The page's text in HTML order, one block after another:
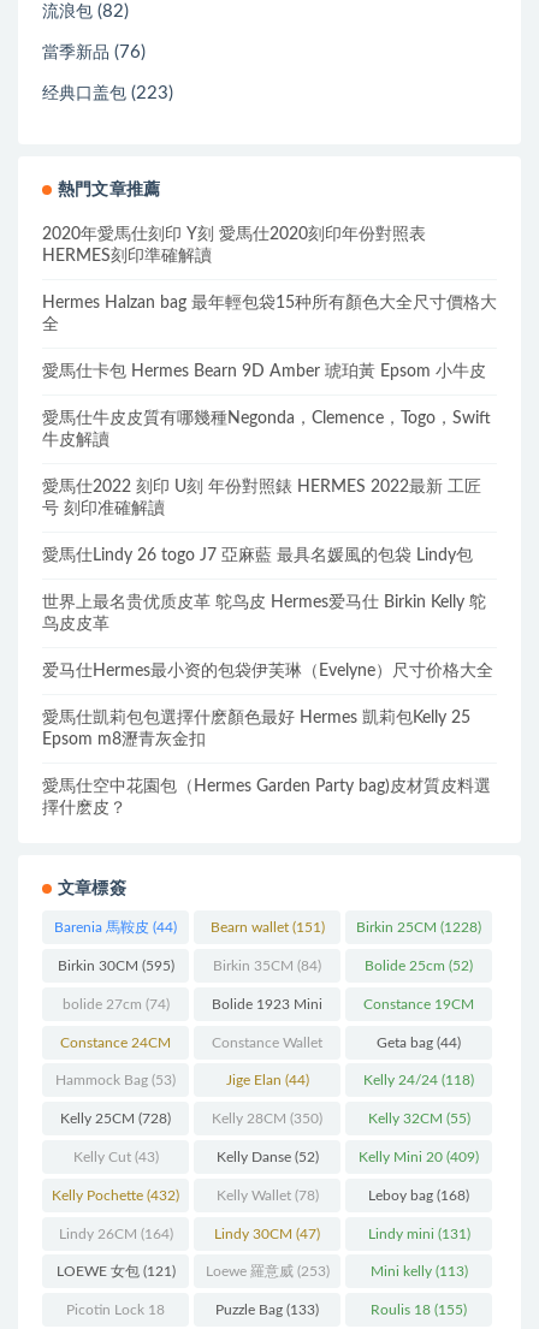
流浪包 (82)
當季新品 (76)
经典口盖包 (223)
熱門文章推薦
2020年愛馬仕刻印 Y刻 愛馬仕2020刻印年份對照表
HERMES刻印準確解讀
Hermes Halzan bag 最年輕包袋15种所有顏色大全尺寸價格大
全
愛馬仕卡包 Hermes Bearn 9D Amber 琥珀黃 Epsom 小牛皮
愛馬仕牛皮皮質有哪幾種Negonda，Clemence，Togo，Swift
牛皮解讀
愛馬仕2022 刻印 U刻 年份對照錶 HERMES 2022最新 工匠
号 刻印准確解讀
愛馬仕Lindy 26 togo J7 亞麻藍 最具名媛風的包袋 Lindy包
世界上最名贵优质皮革 鸵鸟皮 Hermes爱马仕 Birkin Kelly 鸵
鸟皮皮革
爱马仕Hermes最小资的包袋伊芙琳（Evelyne）尺寸价格大全
愛馬仕凱莉包包選擇什麽顏色最好 Hermes 凱莉包Kelly 25
Epsom m8瀝青灰金扣
愛馬仕空中花園包（Hermes Garden Party bag)皮材質皮料選
擇什麽皮？
文章標簽
Barenia 馬鞍皮 (44) Bearn wallet(151) Birkin 25CM (1228)
Birkin 30CM (595) Birkin 35CM (84) Bolide 25cm (52)
bolide 27cm (74) Bolide 1923 Mini
(93)
Constance 19CM
(571)
Constance 24CM
(216)
Constance Wallet
(60)
Geta bag (44)
Hammock Bag (53) Jige Elan (44) Kelly 24/24 (118)
Kelly 25CM (728) Kelly 28CM (350) Kelly 32CM (55)
Kelly Cut(43) Kelly Danse(52) Kelly Mini 20 (409)
Kelly Pochette (432) Kelly Wallet(78) Leboy bag (168)
Lindy 26CM (164) Lindy 30CM (47) Lindy mini (131)
LOEWE 女包(121) Loewe 羅意威(253) Mini kelly(113)
Picotin Lock 18 Puzzle Bag (133) Roulis 18 (155)